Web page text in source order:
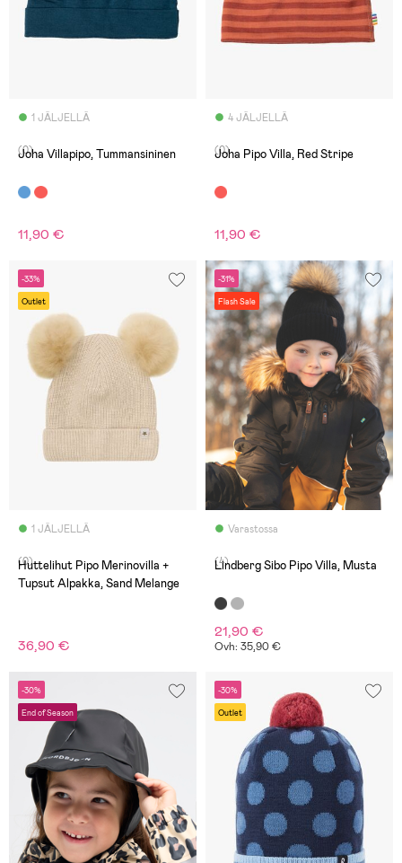
1 JÄLJELLÄ
(0)
Joha Villapipo, Tummansininen
11,90 €
4 JÄLJELLÄ
(0)
Joha Pipo Villa, Red Stripe
11,90 €
-33%
Outlet
1 JÄLJELLÄ
(0)
Huttelihut Pipo Merinovilla +
Tupsut Alpakka, Sand Melange
36,90 €
-31%
Flash Sale
Varastossa
(4)
Lindberg Sibo Pipo Villa, Musta
21,90 €
Ovh: 35,90 €
-30%
End of Season
-30%
Outlet